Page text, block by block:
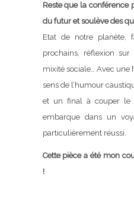
Reste que la conférence
du futur et soulève des
Etat de notre planète,
prochains, réflexion
mixité sociale… Avec une
sens de l’humour
et un final à couper le
embarque dans un
particulièrement réussi.
Cette pièce a été mon
!